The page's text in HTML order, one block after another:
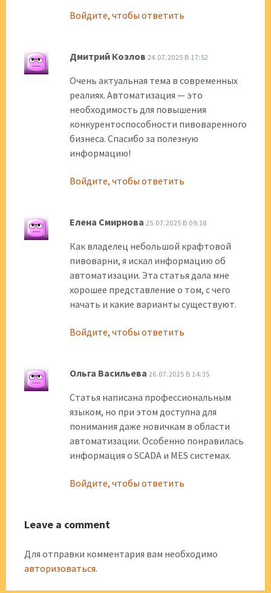
Войдите, чтобы ответить
Дмитрий Козлов 24.07.2025 В 17:52
Очень актуальная тема в современных
реалиях. Автоматизация — это
необходимость для повышения
конкурентоспособности пивоваренного
бизнеса. Спасибо за полезную
информацию!
Войдите, чтобы ответить
Елена Смирнова 25.07.2025 В 09:18
Как владелец небольшой крафтовой
пивоварни, я искал информацию об
автоматизации. Эта статья дала мне
хорошее представление о том, с чего
начать и какие варианты существуют.
Войдите, чтобы ответить
Ольга Васильева 26.07.2025 В 14:35
Статья написана профессиональным
языком, но при этом доступна для
понимания даже новичкам в области
автоматизации. Особенно понравилась
информация о SCADA и MES системах.
Войдите, чтобы ответить
Leave a comment
Для отправки комментария вам необходимо
авторизоваться.